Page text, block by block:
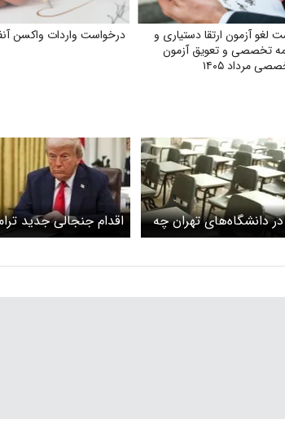
لغو آزمون ارتقا دستیاری و
تخصصی و تعویق آزمون
مرداد ۱۴۰۵
درخواست واردات واکسن
در دانشگاه‌های تهران چه
اقدام جنجالی جدید
دانشگاه‌ها / جزئیات